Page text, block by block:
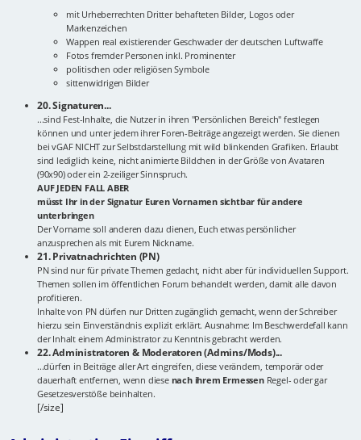
mit Urheberrechten Dritter behafteten Bilder, Logos oder
Markenzeichen
Wappen real existierender Geschwader der deutschen Luftwaffe
Fotos fremder Personen inkl. Prominenter
politischen oder religiösen Symbole
sittenwidrigen Bilder
20. Signaturen...
...sind Fest-Inhalte, die Nutzer in ihren "Persönlichen Bereich" festlegen
können und unter jedem ihrer Foren-Beiträge angezeigt werden. Sie dienen
bei vGAF NICHT zur Selbstdarstellung mit wild blinkenden Grafiken. Erlaubt
sind lediglich keine, nicht animierte Bildchen in der Größe von Avataren
(90x90) oder ein 2-zeiliger Sinnspruch.
AUF JEDEN FALL ABER
müsst Ihr in der Signatur Euren Vornamen sichtbar für andere
unterbringen
Der Vorname soll anderen dazu dienen, Euch etwas persönlicher
anzusprechen als mit Eurem Nickname.
21. Privatnachrichten (PN)
PN sind nur für private Themen gedacht, nicht aber für individuellen Support.
Themen sollen im öffentlichen Forum behandelt werden, damit alle davon
profitieren.
Inhalte von PN dürfen nur Dritten zugänglich gemacht, wenn der Schreiber
hierzu sein Einverständnis explizit erklärt. Ausnahme: Im Beschwerdefall kann
der Inhalt einem Administrator zu Kenntnis gebracht werden.
22. Administratoren & Moderatoren (Admins/Mods)...
...dürfen in Beiträge aller Art eingreifen, diese verändern, temporär oder
dauerhaft entfernen, wenn diese nach ihrem ErmessenRegel- oder gar
Gesetzesverstöße beinhalten.
[/size]